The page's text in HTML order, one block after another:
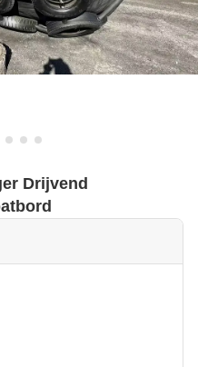
Drijvend